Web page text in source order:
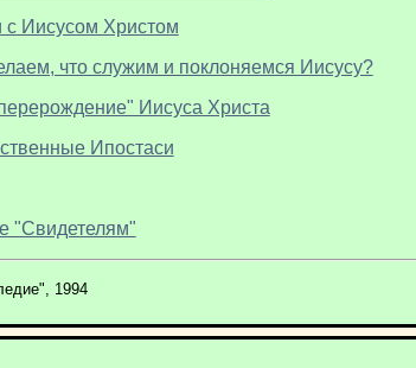
с Иисусом Христом
что служим и поклоняемся Иисусу?
Иисуса Христа
Ипостаси
"Свидетелям"
1994